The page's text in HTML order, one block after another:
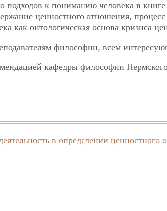
подходов к пониманию человека в книге
ценностного отношения, процесс
как онтологическая основа кризиса
философии, всем
кафедры философии
в определении ценностного